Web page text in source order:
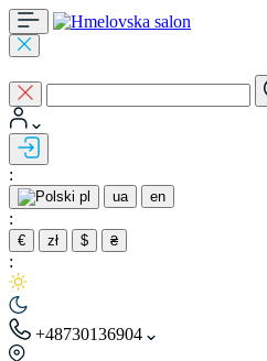
:
pl ua en
:
€ zł $ ₴
:
+48730136904